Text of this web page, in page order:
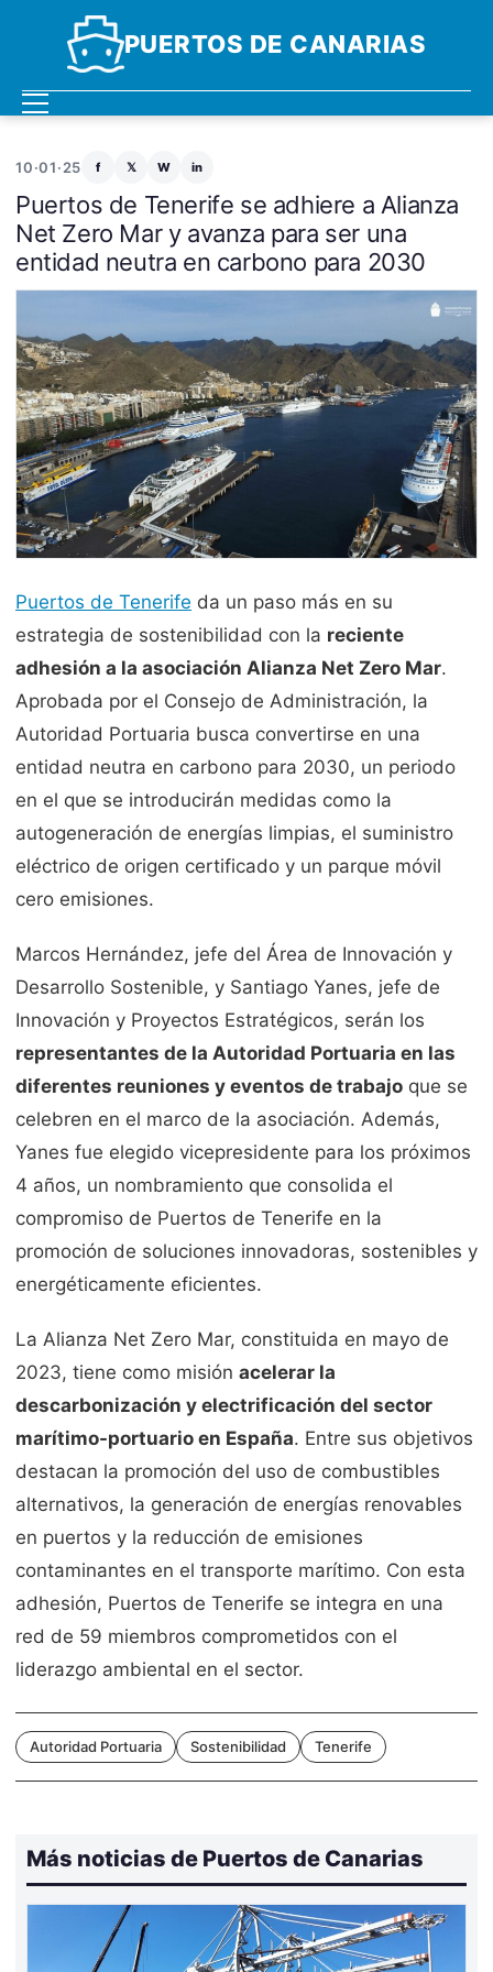
PUERTOS DE CANARIAS
10·01·25 f 𝕏 W in
Puertos de Tenerife se adhiere a Alianza
Net Zero Mar y avanza para ser una
entidad neutra en carbono para 2030
Puertos de Tenerife da un paso más en su
estrategia de sostenibilidad con la reciente
adhesión a la asociación Alianza Net Zero Mar.
Aprobada por el Consejo de Administración, la
Autoridad Portuaria busca convertirse en una
entidad neutra en carbono para 2030, un periodo
en el que se introducirán medidas como la
autogeneración de energías limpias, el suministro
eléctrico de origen certificado y un parque móvil
cero emisiones.
Marcos Hernández, jefe del Área de Innovación y
Desarrollo Sostenible, y Santiago Yanes, jefe de
Innovación y Proyectos Estratégicos, serán los
representantes de la Autoridad Portuaria en las
diferentes reuniones y eventos de trabajo que se
celebren en el marco de la asociación. Además,
Yanes fue elegido vicepresidente para los próximos
4 años, un nombramiento que consolida el
compromiso de Puertos de Tenerife en la
promoción de soluciones innovadoras, sostenibles y
energéticamente eficientes.
La Alianza Net Zero Mar, constituida en mayo de
2023, tiene como misión acelerar la
descarbonización y electrificación del sector
marítimo-portuario en España. Entre sus objetivos
destacan la promoción del uso de combustibles
alternativos, la generación de energías renovables
en puertos y la reducción de emisiones
contaminantes en el transporte marítimo. Con esta
adhesión, Puertos de Tenerife se integra en una
red de 59 miembros comprometidos con el
liderazgo ambiental en el sector.
Autoridad Portuaria Sostenibilidad Tenerife
Más noticias de Puertos de Canarias